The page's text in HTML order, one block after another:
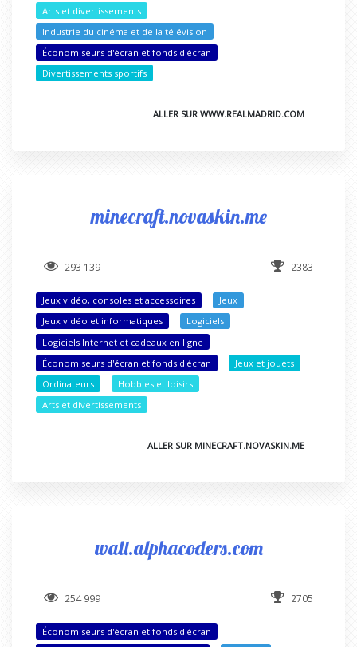
Arts et divertissements
Industrie du cinéma et de la télévision
Économiseurs d'écran et fonds d'écran
Divertissements sportifs
ALLER SUR WWW.REALMADRID.COM
minecraft.novaskin.me
293 139 2383
Jeux vidéo, consoles et accessoires
Jeux
Jeux vidéo et informatiques
Logiciels
Logiciels Internet et cadeaux en ligne
Économiseurs d'écran et fonds d'écran
Jeux et jouets
Ordinateurs
Hobbies et loisirs
Arts et divertissements
ALLER SUR MINECRAFT.NOVASKIN.ME
wall.alphacoders.com
254 999 2705
Économiseurs d'écran et fonds d'écran